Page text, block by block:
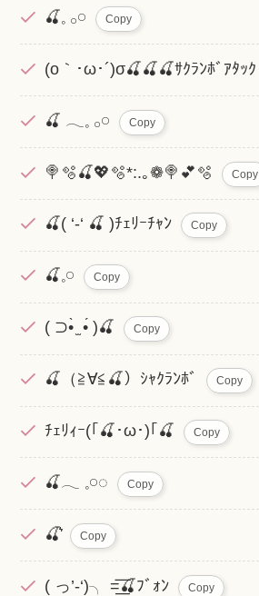
🍒𓈒 𓂂𓏸 Copy
(o｀･ω･´)σ🍒🍒🍒ｻｸﾗﾝﾎﾞｱﾀｯｸ
🍒 𓂃𓈒 𓂂𓏸 Copy
🍭🫧🍒💖🫧*:.｡❁🍭💕🫧 Copy
🍒( ‘-‘ 🍒 )ﾁｪﾘｰﾁｬﾝ Copy
🍒𓈒𓏸 Copy
( ⊃•̀ ̫ •́ )🍒 Copy
🍒（≧∀≦🍒）ｼｬｸﾗﾝﾎﾞ Copy
ﾁｪﾘｨｰ(｢🍒･ω･)｢🍒 Copy
🍒𓂃 𓈒𓏸◌ Copy
🍒͛͛ Copy
( っ’-‘)╮ =͟͟͞͞🍒ﾌﾞｫﾝ Copy